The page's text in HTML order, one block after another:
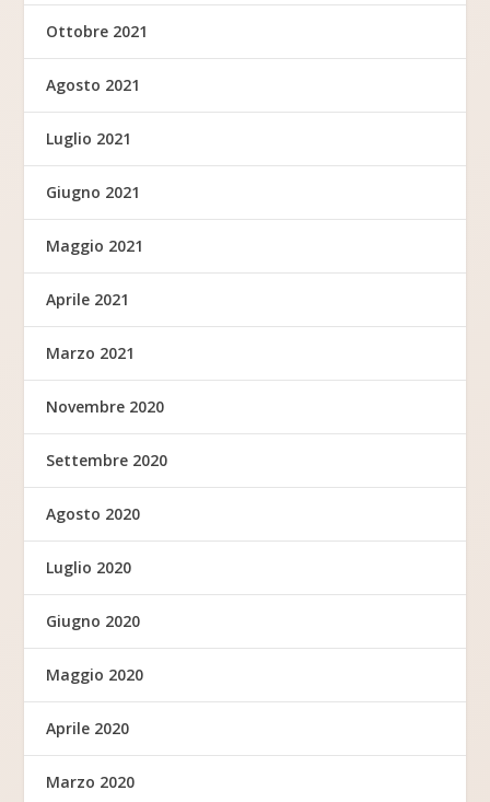
Ottobre 2021
Agosto 2021
Luglio 2021
Giugno 2021
Maggio 2021
Aprile 2021
Marzo 2021
Novembre 2020
Settembre 2020
Agosto 2020
Luglio 2020
Giugno 2020
Maggio 2020
Aprile 2020
Marzo 2020